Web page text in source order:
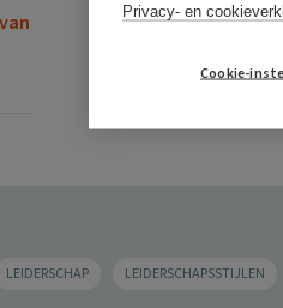
LEIDERSCHAP LEIDERSCHAPSSTIJLEN
Privacy- en
Cookie-